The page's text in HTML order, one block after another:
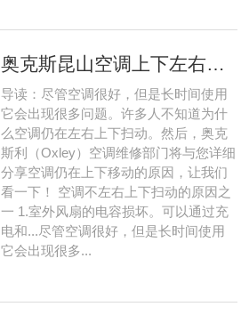
奥克斯昆山空调上下左右扫风不动怎么弄
导读：尽管空调很好，但是长时间使用
它会出现很多问题。许多人不知道为什
么空调仍在左右上下扫动。然后，奥克
斯利（Oxley）空调维修部门将与您详细
分享空调仍在上下移动的原因，让我们
看一下！ 空调不左右上下扫动的原因之
一 1.室外风扇的电容损坏。可以通过充
电和...尽管空调很好，但是长时间使用
它会出现很多...